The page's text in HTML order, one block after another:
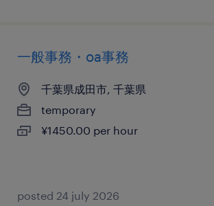
一般事務・oa事務
千葉県成田市, 千葉県
temporary
¥1450.00 per hour
posted 24 july 2026